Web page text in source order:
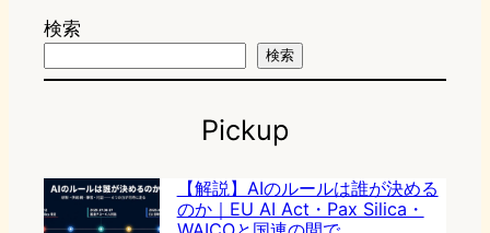
検索
検索
Pickup
【解説】AIのルールは誰が決める
のか｜EU AI Act・Pax Silica・